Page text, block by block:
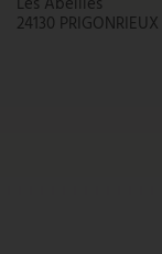
24130 PRIGONRIEUX